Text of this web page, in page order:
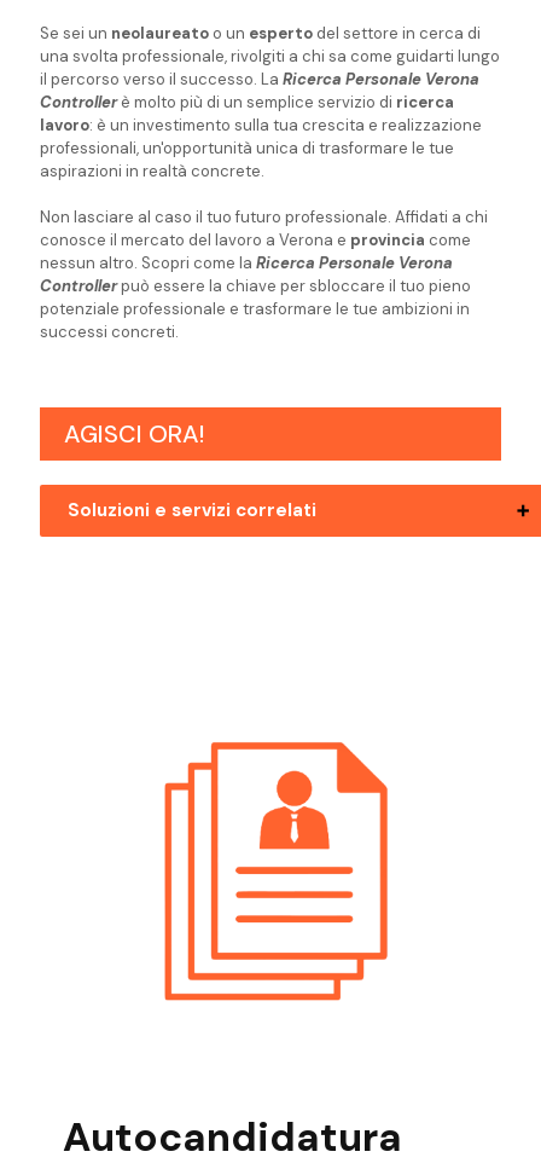
Se sei un neolaureato o un esperto del settore in cerca di
una svolta professionale, rivolgiti a chi sa come guidarti lungo
il percorso verso il successo. La Ricerca Personale Verona
Controllerè molto più di un semplice servizio di ricerca
lavoro: è un investimento sulla tua crescita e realizzazione
professionali, un'opportunità unica di trasformare le tue
aspirazioni in realtà concrete.
Non lasciare al caso il tuo futuro professionale. Affidati a chi
conosce il mercato del lavoro a Verona e provincia come
nessun altro. Scopri come la Ricerca Personale Verona
Controllerpuò essere la chiave per sbloccare il tuo pieno
potenziale professionale e trasformare le tue ambizioni in
successi concreti.
AGISCI ORA!
Soluzioni e servizi correlati
Ricerca Personale Riva Del Garda
Ricerca Personale Rovereto Controller
Ricerca Personale Trento Controller
Ricerca Personale Val Di Non Controller
Ricerca Personale Valli Giudicarie
Ricerca Personale Valsugana Controller
Autocandidatura